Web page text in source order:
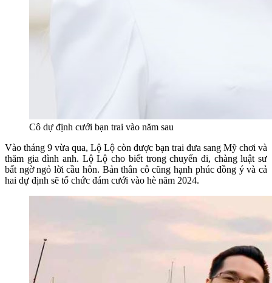
Cô dự định cưới bạn trai vào năm sau
Vào tháng 9 vừa qua, Lộ Lộ còn được bạn trai đưa sang Mỹ chơi và
thăm gia đình anh. Lộ Lộ cho biết trong chuyến đi, chàng luật sư
bất ngờ ngỏ lời cầu hôn. Bản thân cô cũng hạnh phúc đồng ý và cả
hai dự định sẽ tổ chức đám cưới vào hè năm 2024.